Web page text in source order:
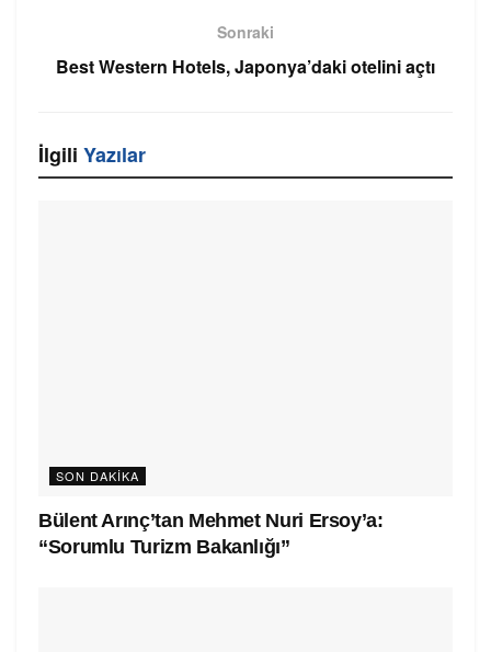
Sonraki
Best Western Hotels, Japonya’daki otelini açtı
İlgili Yazılar
SON DAKIKA
Bülent Arınç’tan Mehmet Nuri Ersoy’a:
“Sorumlu Turizm Bakanlığı”